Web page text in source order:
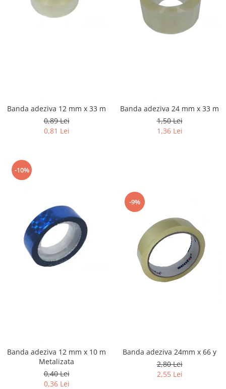
Banda adeziva 12 mm x 33 m
0,89 Lei
0,81 Lei
Banda adeziva 24 mm x 33 m
1,50 Lei
1,36 Lei
-10%
Banda adeziva 12 mm x 10 m
Metalizata
0,40 Lei
0,36 Lei
-9%
Banda adeziva 24mm x 66 y
2,80 Lei
2,55 Lei